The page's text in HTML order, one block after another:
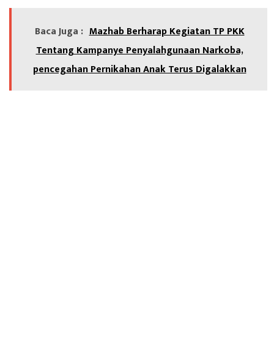
Baca Juga : Mazhab Berharap Kegiatan TP PKK
Tentang Kampanye Penyalahgunaan Narkoba,
pencegahan Pernikahan Anak Terus Digalakkan